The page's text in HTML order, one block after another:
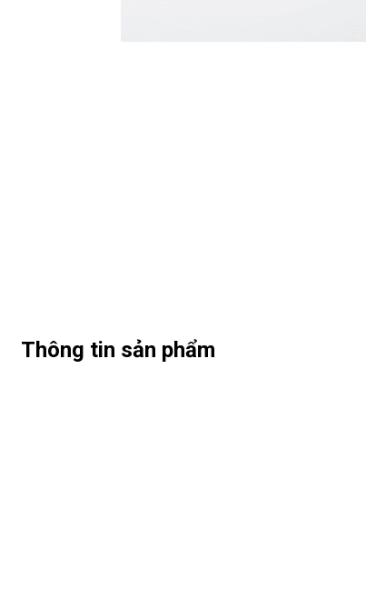
Thông tin sản phẩm